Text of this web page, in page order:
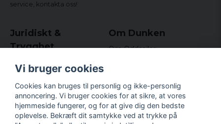
service, kontakta oss!
Juridiskt &
Trygghet
Købs- og leveringsvilkår
Integritetspolicy (GDPR)
Om cookies
Om Dunken
Om Oddsailor
Nyhedsbrev
Kundklubb.
Företagsuppgifter
Vi bruger cookies
Cookies kan bruges til personlig og ikke-personlig
annoncering. Vi bruger cookies for at sikre, at vores
hjemmeside fungerer, og for at give dig den bedste
oplevelse. Bekræft dit samtykke ved at trykke på